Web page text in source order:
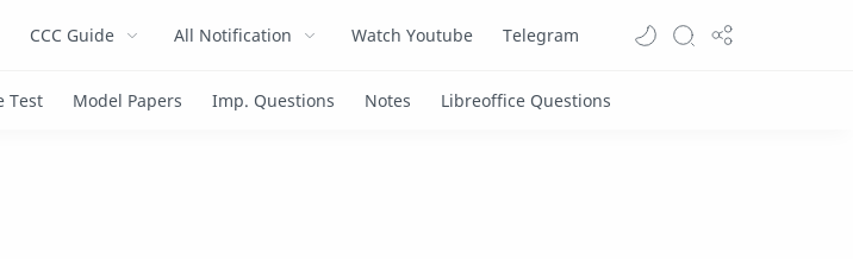
CCC Guide All Notification Watch Youtube Telegram